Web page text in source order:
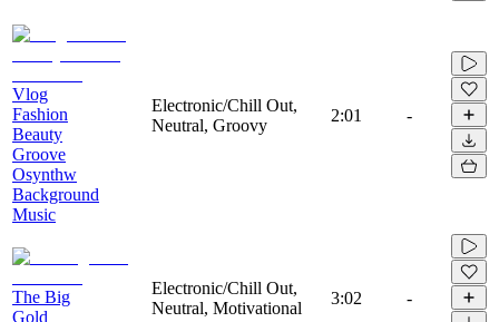
Vlog
Fashion
Beauty
Groove
Osynthw
Background
Music
Electronic/Chill Out,
Neutral, Groovy
2:01 -
The Big
Gold
Electronic/Chill Out,
Neutral, Motivational
3:02 -